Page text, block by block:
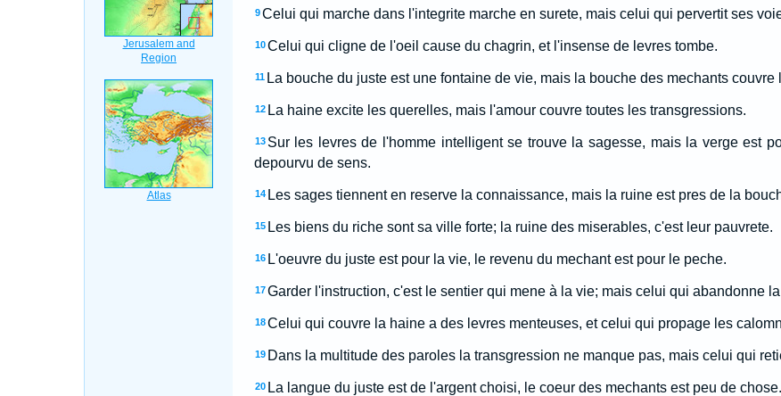
9 Celui qui marche dans l'integrite marche en surete, mais celui qui pervertit ses
10 Celui qui cligne de l'oeil cause du chagrin, et l'insense de levres tombe.
11 La bouche du juste est une fontaine de vie, mais la bouche des mechants couvre
12 La haine excite les querelles, mais l'amour couvre toutes les transgressions.
13 Sur les levres de l'homme intelligent se trouve la sagesse, mais la verge est
depourvu de sens.
14 Les sages tiennent en reserve la connaissance, mais la ruine est pres de la
15 Les biens du riche sont sa ville forte; la ruine des miserables, c'est leur pauvrete.
16 L'oeuvre du juste est pour la vie, le revenu du mechant est pour le peche.
17 Garder l'instruction, c'est le sentier qui mene à la vie; mais celui qui abandonne
18 Celui qui couvre la haine a des levres menteuses, et celui qui propage les
19 Dans la multitude des paroles la transgression ne manque pas, mais celui qui
20 La langue du juste est de l'argent choisi, le coeur des mechants est peu de chose.